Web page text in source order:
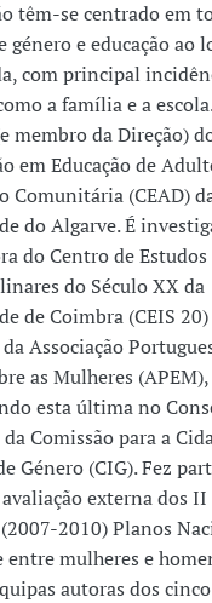
têm-se centrado em
género e educação ao
com principal
a família e a
membro da Direção)
em Educação de
Comunitária (CEAD)
do Algarve. É
do Centro de Estudos
do Século XX da
de Coimbra (CEIS
Associação
as Mulheres (APEM),
esta última no
Comissão para a
Género (CIG). Fez
externa dos
2010) Planos
entre mulheres e
autoras dos